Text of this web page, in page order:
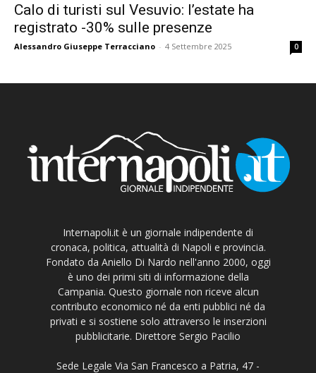
Calo di turisti sul Vesuvio: l’estate ha
registrato -30% sulle presenze
Alessandro Giuseppe Terracciano - 4 Settembre 2025 0
Internapoli.it è un giornale indipendente di
cronaca, politica, attualità di Napoli e provincia.
Fondato da Aniello Di Nardo nell'anno 2000, oggi
è uno dei primi siti di informazione della
Campania. Questo giornale non riceve alcun
contributo economico né da enti pubblici né da
privati e si sostiene solo attraverso le inserzioni
pubblicitarie. Direttore Sergio Pacilio
Sede Legale Via San Francesco a Patria, 47 -